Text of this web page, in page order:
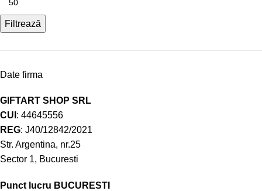
Filtrează
Date firma
GIFTART SHOP SRL
CUI : 44645556
REG: J40/12842/2021
Str. Argentina, nr.25
Sector 1, Bucuresti
Punct lucru BUCURESTI